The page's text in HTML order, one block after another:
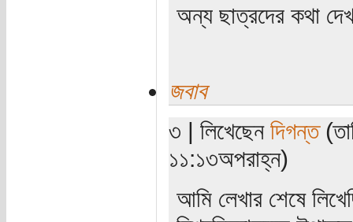
অন্য ছাত্রদের কথা
জবাব
৩ | লিখেছেন দিগন্ত
১১:১৩অপরাহ্ন)
আমি লেখার শেষে